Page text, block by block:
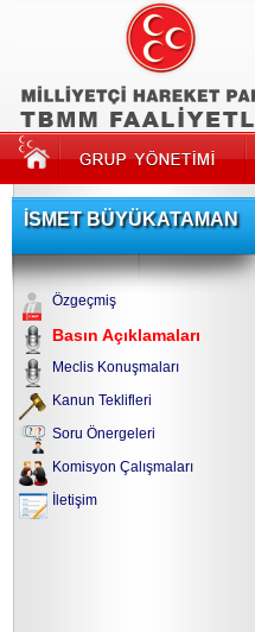
İSMET BÜYÜKATAMAN
Özgeçmiş
Basın Açıklamaları
Meclis Konuşmaları
Kanun Teklifleri
Soru Önergeleri
Komisyon Çalışmaları
İletişim